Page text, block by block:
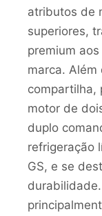
atributos de
superiores,
premium
marca. Além
compartilha,
motor de
duplo
refrigeração
GS, e se